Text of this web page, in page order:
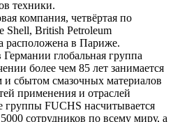
техники.
компания, четвёртая по
Shell, British Petroleum
расположена в Париже.
глобальная группа
более чем 85 лет занимается
и сбытом смазочных материалов
применения и отраслей
FUCHS насчитывается
сотрудников по всему миру, а